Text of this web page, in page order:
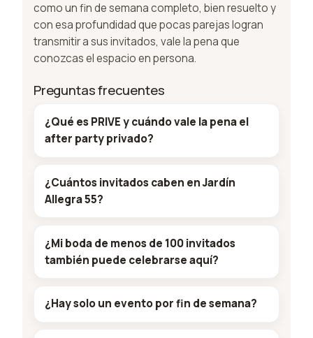
como un fin de semana completo, bien resuelto y
con esa profundidad que pocas parejas logran
transmitir a sus invitados, vale la pena que
conozcas el espacio en persona.
Preguntas frecuentes
¿Qué es PRIVE y cuándo vale la pena el
after party privado?
¿Cuántos invitados caben en Jardín
Allegra 55?
¿Mi boda de menos de 100 invitados
también puede celebrarse aquí?
¿Hay solo un evento por fin de semana?